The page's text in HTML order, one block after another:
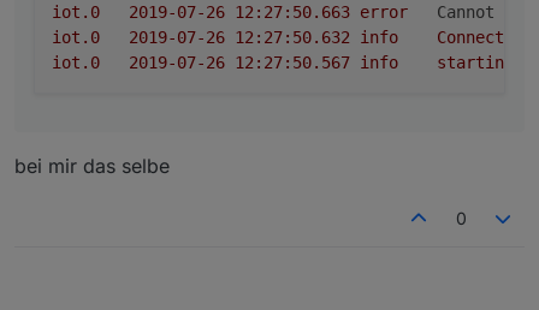
iot.0
error
Cannot
iot.0
info
Connecting
iot.0
info starting.
bei mir das selbe
0